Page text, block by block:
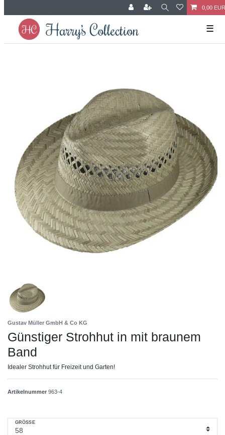
0,00 EUR
☰
Gustav Müller GmbH & Co KG
Günstiger Strohhut in mit braunem
Band
Idealer Strohhut für Freizeit und Garten!
Artikelnummer 963-4
GRÖSSE